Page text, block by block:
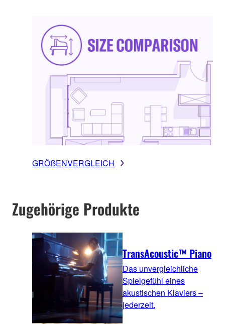
GRÖẞENVERGLEICH
Zugehörige Produkte
TransAcoustic™ Piano
Das unvergleichliche
Spielgefühl eines
akustischen Klaviers –
jederzeit.